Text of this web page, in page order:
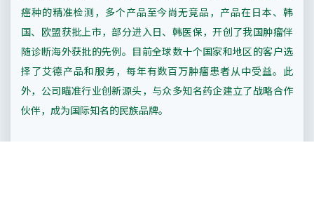
癌种的精准检测，多个产品至今尚无竞品，产品在日本、韩
国、欧盟获批上市，部分进入日、韩医保，开创了我国肿瘤伴
随诊断海外获批的先例。目前全球数十个国家和地区的客户选
择了艾德产品和服务，每年有数百万肿瘤患者从中受益。此
外，公司瞄准行业创新源头，与众多知名药企建立了战略合作
伙伴，成为国际知名的民族品牌。